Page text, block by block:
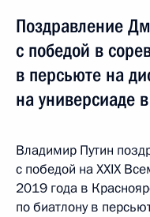
Поздравление
с победой в
в персьюте на
на универсиаде
Владимир Путин
с победой на XXIX
2019 года в
по биатлону в